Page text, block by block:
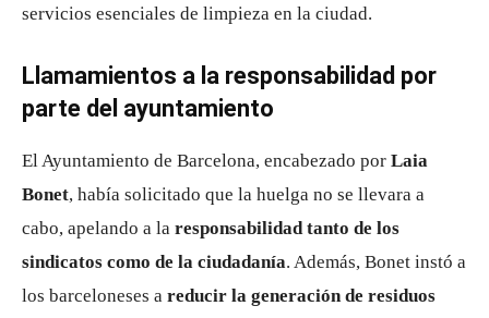
servicios esenciales de limpieza en la ciudad.
Llamamientos a la responsabilidad por
parte del ayuntamiento
El Ayuntamiento de Barcelona, encabezado por Laia
Bonet, había solicitado que la huelga no se llevara a
cabo, apelando a la responsabilidad tanto de los
sindicatos como de la ciudadanía. Además, Bonet instó a
los barceloneses a reducir la generación de residuos